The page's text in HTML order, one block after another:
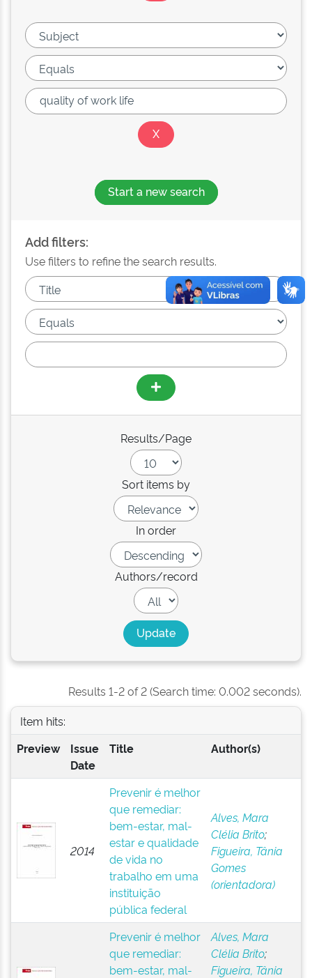
Start a new search
Add filters:
Use filters to refine the search results.
Results/Page
Sort items by
In order
Authors/record
Results 1-2 of 2 (Search time: 0.002 seconds).
Item hits:
Preview
Issue
Date
Title Author(s)
2014
Prevenir é melhor
que remediar:
bem-estar, mal-
estar e qualidade
de vida no
trabalho em uma
instituição
pública federal
Alves, Mara
Clélia Brito;
Figueira, Tânia
Gomes
(orientadora)
Prevenir é melhor
que remediar:
bem-estar, mal-
Alves, Mara
Clélia Brito;
Figueira, Tânia